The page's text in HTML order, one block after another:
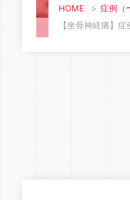
HOME > 症例（
【坐骨神経痛】